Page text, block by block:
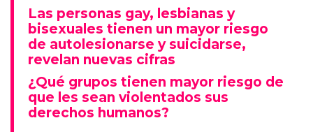
Las personas gay, lesbianas y
bisexuales tienen un mayor riesgo
de autolesionarse y suicidarse,
revelan nuevas cifras
¿Qué grupos tienen mayor riesgo de
que les sean violentados sus
derechos humanos?